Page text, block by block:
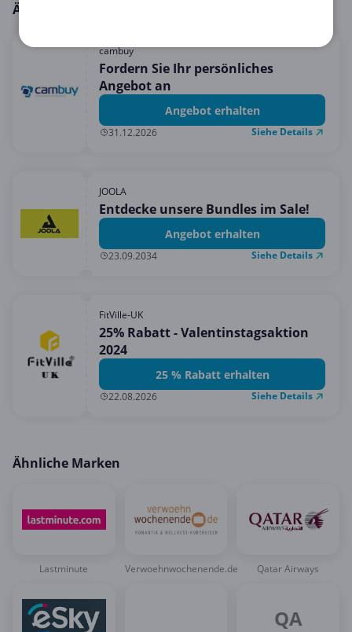
Ähnliche Angebote
cambuy
Fordern Sie Ihr persönliches
Angebot an
Angebot erhalten
31.12.2026 Siehe Details
JOOLA
Entdecke unsere Bundles im Sale!
Angebot erhalten
23.09.2034 Siehe Details
FitVille-UK
25% Rabatt - Valentinstagsaktion
2024
25 % Rabatt erhalten
22.08.2026 Siehe Details
Ähnliche Marken
Lastminute Verwoehnwochenende.de Qatar Airways
QA